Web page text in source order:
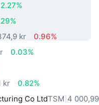
2.27%
kr
0.96%
0.03%
kr
0.82%
Co LtdTSM 4